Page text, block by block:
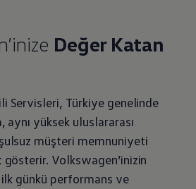
’inize Değer Katan
Servisleri, Türkiye genelinde
aynı yüksek uluslararası
müşteri memnuniyeti
Volkswagen’inizin
ilk günkü performans ve